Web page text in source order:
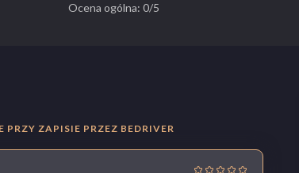
Ocena ogólna: 0/5
ZAPISIE PRZEZ BEDRIVER